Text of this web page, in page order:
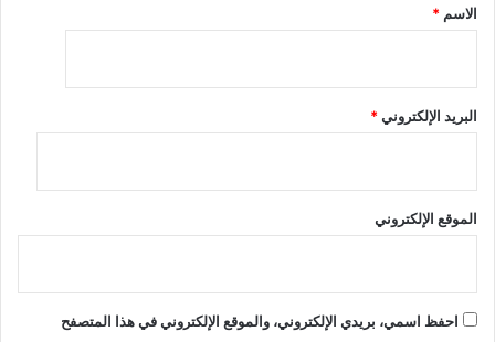
الاسم *
البريد الإلكتروني*
الموقع الإلكتروني
احفظ اسمي، بريدي الإلكتروني، والموقع الإلكتروني في هذا المتصفح